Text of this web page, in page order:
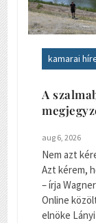
kamarai
A
aug 6, 2026
Nem azt
Azt kérem,
– írja
Online
elnöke